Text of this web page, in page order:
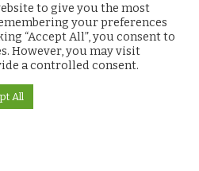
to give you the most
your preferences
“Accept All”, you consent to
However, you may visit
a controlled consent.
All